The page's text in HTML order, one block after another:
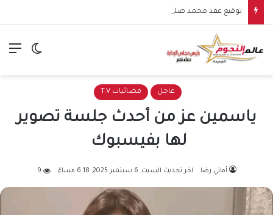
الوضع
عاجل فضائيات T.V
ياسمين عز من أحدث جلسة تصوير
لها بفيسبوك
أماني رضا اخر تحديث السبت, 6 سبتمبر 2025, 6:18 مساءً 9